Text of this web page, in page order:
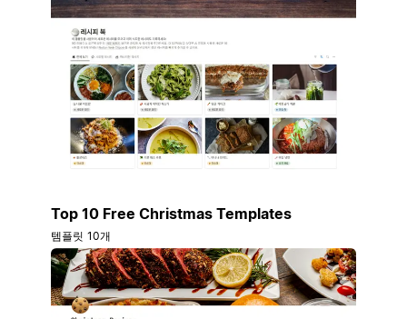
Top 10 Free Christmas Templates
템플릿 10개